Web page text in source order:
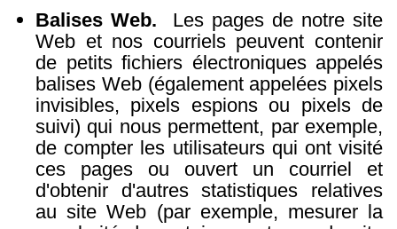
Balises Web.
Les pages de notre site
Web et nos courriels peuvent contenir
de petits fichiers électroniques appelés
balises Web (également appelées pixels
invisibles, pixels espions ou pixels de
suivi) qui nous permettent, par exemple,
de compter les utilisateurs qui ont visité
ces pages ou ouvert un courriel et
d'obtenir d'autres statistiques relatives
au site Web (par exemple, mesurer la